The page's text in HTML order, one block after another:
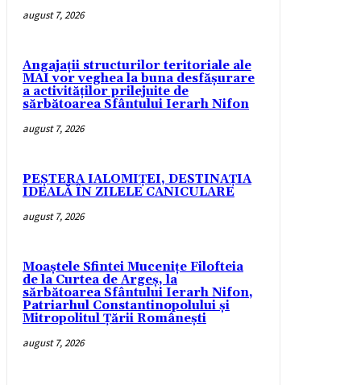
august 7, 2026
Angajații structurilor teritoriale ale
MAI vor veghea la buna desfășurare
a activităților prilejuite de
sărbătoarea Sfântului Ierarh Nifon
august 7, 2026
PEȘTERA IALOMIȚEI, DESTINAȚIA
IDEALĂ ÎN ZILELE CANICULARE
august 7, 2026
Moaștele Sfintei Mucenițe Filofteia
de la Curtea de Argeș, la
sărbătoarea Sfântului Ierarh Nifon,
Patriarhul Constantinopolului și
Mitropolitul Țării Românești
august 7, 2026